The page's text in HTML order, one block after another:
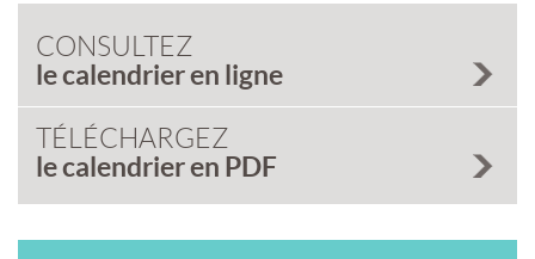
CONSULTEZ
le calendrier en ligne
TÉLÉCHARGEZ
le calendrier en PDF